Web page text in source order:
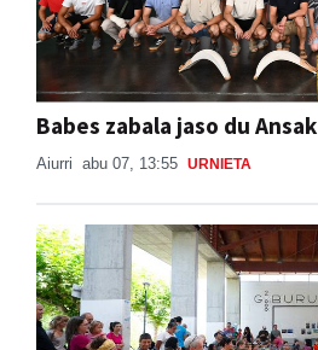
Babes zabala jaso du Ansak
Aiurri abu 07, 13:55 URNIETA